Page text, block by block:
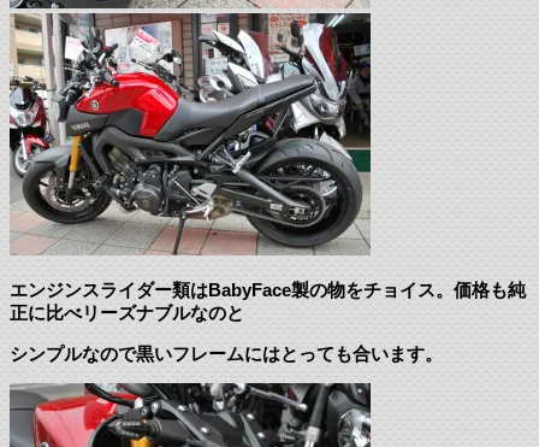
エンジンスライダー類はBabyFace製の物をチョイス。価格も純
正に比べリーズナブルなのと
シンプルなので黒いフレームにはとっても合います。